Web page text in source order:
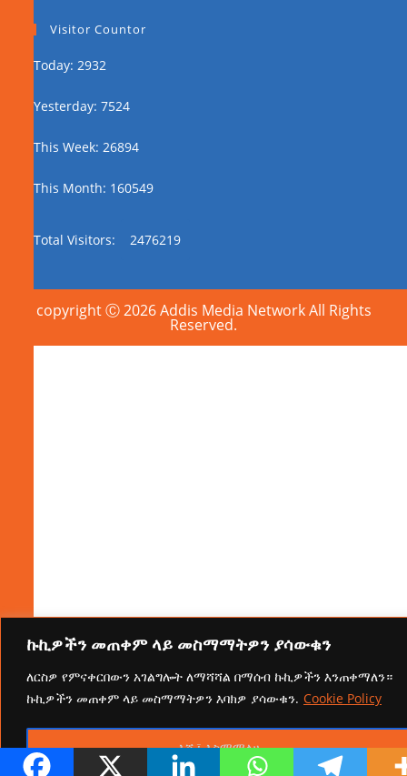
ኩኪዎችን መጠቀም ላይ መስማማትዎን ያሳውቁን
ለርስዎ የምናቀርበውን አገልግሎት ለማሻሻል በማሰብ ኩኪዎችን እንጠቀማለን።
ኩኪዎችን መጠቀም ላይ መስማማትዎን እባክዎ ያሳውቁን. Cookie Policy
እሺ፤ እስማማለሁ
Visitor Countor
Today: 2932
Yesterday: 7524
This Week: 26894
This Month: 160549
Total Visitors: 2476219
copyright Ⓒ 2026 Addis Media Network All Rights
Reserved.